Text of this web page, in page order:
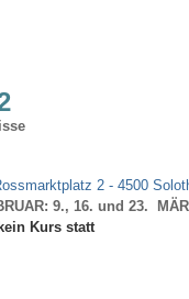
2 - 4500
9., 16. und 23.
Kurs statt